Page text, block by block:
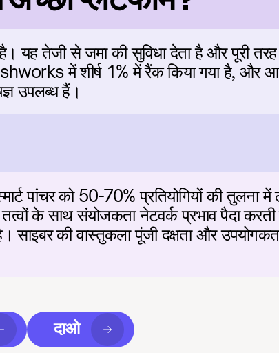
यह तेजी से जमा की सुविधा देता है और पूरी
में शीर्ष 1% में रैंक किया गया है, और
उपलब्ध हैं।
पांचर को 50-70% प्रतियोगियों की तुलना
के साथ संयोजकता नेटवर्क प्रभाव पैदा
साइबर की वास्तुकला पूंजी दक्षता और
दाओ